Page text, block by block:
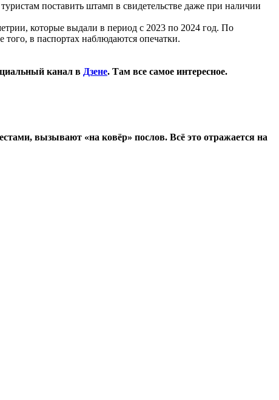
поставить штамп в свидетельстве даже при наличии
которые выдали в период с 2023 по 2024 год. По
в паспортах наблюдаются опечатки.
канал в Дзене. Там все самое интересное.
вызывают «на ковёр» послов. Всё это отражается на